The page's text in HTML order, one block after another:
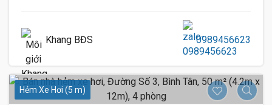
Khang BĐS 0989456623
Hẻm Xe Hơi (5 m)